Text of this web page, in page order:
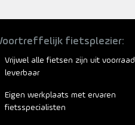
fietsplezier:
Vrijwel alle fietsen zijn uit voorraad
leverbaar
Eigen werkplaats met ervaren
fietsspecialisten